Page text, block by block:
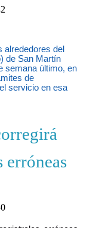
del
de San Martín
semana último, en
de
servicio en esa
erróneas